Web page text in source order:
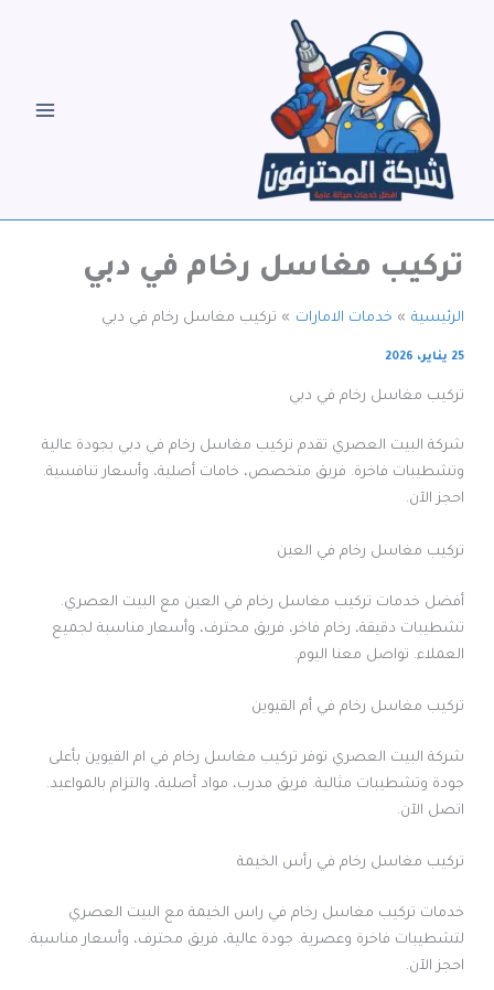
تركيب مغاسل رخام في دبي
الرئيسية خدمات الامارات تركيب مغاسل رخام في دبي
25 يناير، 2026
تركيب مغاسل رخام في دبي
شركة البيت العصري تقدم تركيب مغاسل رخام في دبي بجودة عالية
وتشطيبات فاخرة. فريق متخصص، خامات أصلية، وأسعار تنافسية.
احجز الآن.
تركيب مغاسل رخام في العين
أفضل خدمات تركيب مغاسل رخام في العين مع البيت العصري.
تشطيبات دقيقة، رخام فاخر، فريق محترف، وأسعار مناسبة لجميع
العملاء. تواصل معنا اليوم.
تركيب مغاسل رخام في أم القيوين
شركة البيت العصري توفر تركيب مغاسل رخام في ام القيوين بأعلى
جودة وتشطيبات مثالية. فريق مدرب، مواد أصلية، والتزام بالمواعيد.
اتصل الآن.
تركيب مغاسل رخام في رأس الخيمة
خدمات تركيب مغاسل رخام في راس الخيمة مع البيت العصري
لتشطيبات فاخرة وعصرية. جودة عالية، فريق محترف، وأسعار مناسبة.
احجز الآن.